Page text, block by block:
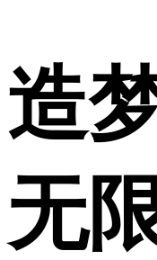
造
无